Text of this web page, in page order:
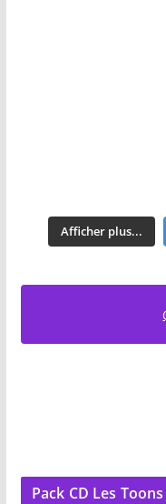
Afficher plus...
Pack CD Les